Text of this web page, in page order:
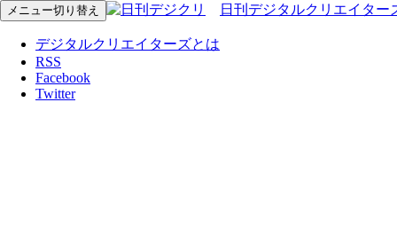
メニュー切り替え 日刊デジタルクリエイター
デジタルクリエイターズとは
RSS
Facebook
Twitter